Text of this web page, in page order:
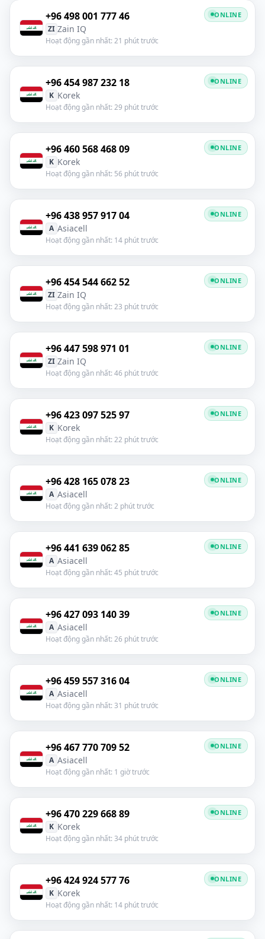
+96 498 001 777 46
ZI Zain IQ
Hoạt động gần nhất: 21 phút trước
ONLINE
+96 454 987 232 18
K Korek
Hoạt động gần nhất: 29 phút trước
ONLINE
+96 460 568 468 09
K Korek
Hoạt động gần nhất: 56 phút trước
ONLINE
+96 438 957 917 04
A Asiacell
Hoạt động gần nhất: 14 phút trước
ONLINE
+96 454 544 662 52
ZI Zain IQ
Hoạt động gần nhất: 23 phút trước
ONLINE
+96 447 598 971 01
ZI Zain IQ
Hoạt động gần nhất: 46 phút trước
ONLINE
+96 423 097 525 97
K Korek
Hoạt động gần nhất: 22 phút trước
ONLINE
+96 428 165 078 23
A Asiacell
Hoạt động gần nhất: 2 phút trước
ONLINE
+96 441 639 062 85
A Asiacell
Hoạt động gần nhất: 45 phút trước
ONLINE
+96 427 093 140 39
A Asiacell
Hoạt động gần nhất: 26 phút trước
ONLINE
+96 459 557 316 04
A Asiacell
Hoạt động gần nhất: 31 phút trước
ONLINE
+96 467 770 709 52
A Asiacell
Hoạt động gần nhất: 1 giờ trước
ONLINE
+96 470 229 668 89
K Korek
Hoạt động gần nhất: 34 phút trước
ONLINE
+96 424 924 577 76
K Korek
Hoạt động gần nhất: 14 phút trước
ONLINE